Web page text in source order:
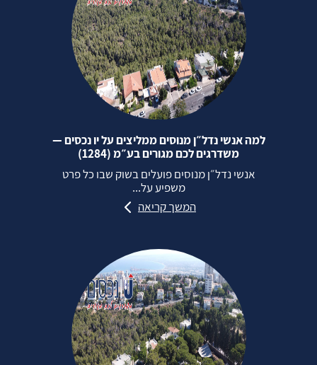
למה אנשי נדל״ן מנוסים ממליצים על יו נכסים —
משדרגים לכם מגורים בע״מ (1284)
אנשי נדל״ן מנוסים פועלים בשוק שבו כל פרט
משפיע על...
המשך קריאה